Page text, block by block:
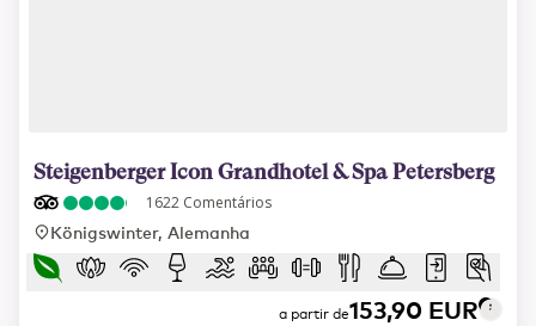
Steigenberger Icon Grandhotel & Spa Petersberg
1622 Comentários
Königswinter, Alemanha
a partir de153,90 EUR